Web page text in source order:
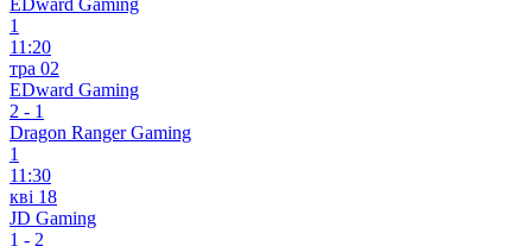
1
11:20
тра 02
EDward Gaming
2 - 1
Dragon Ranger Gaming
1
11:30
кві 18
JD Gaming
1 - 2